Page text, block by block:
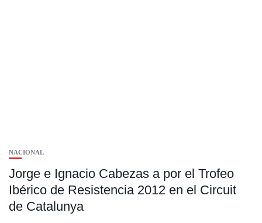
NACIONAL
Jorge e Ignacio Cabezas a por el Trofeo
Ibérico de Resistencia 2012 en el Circuit
de Catalunya